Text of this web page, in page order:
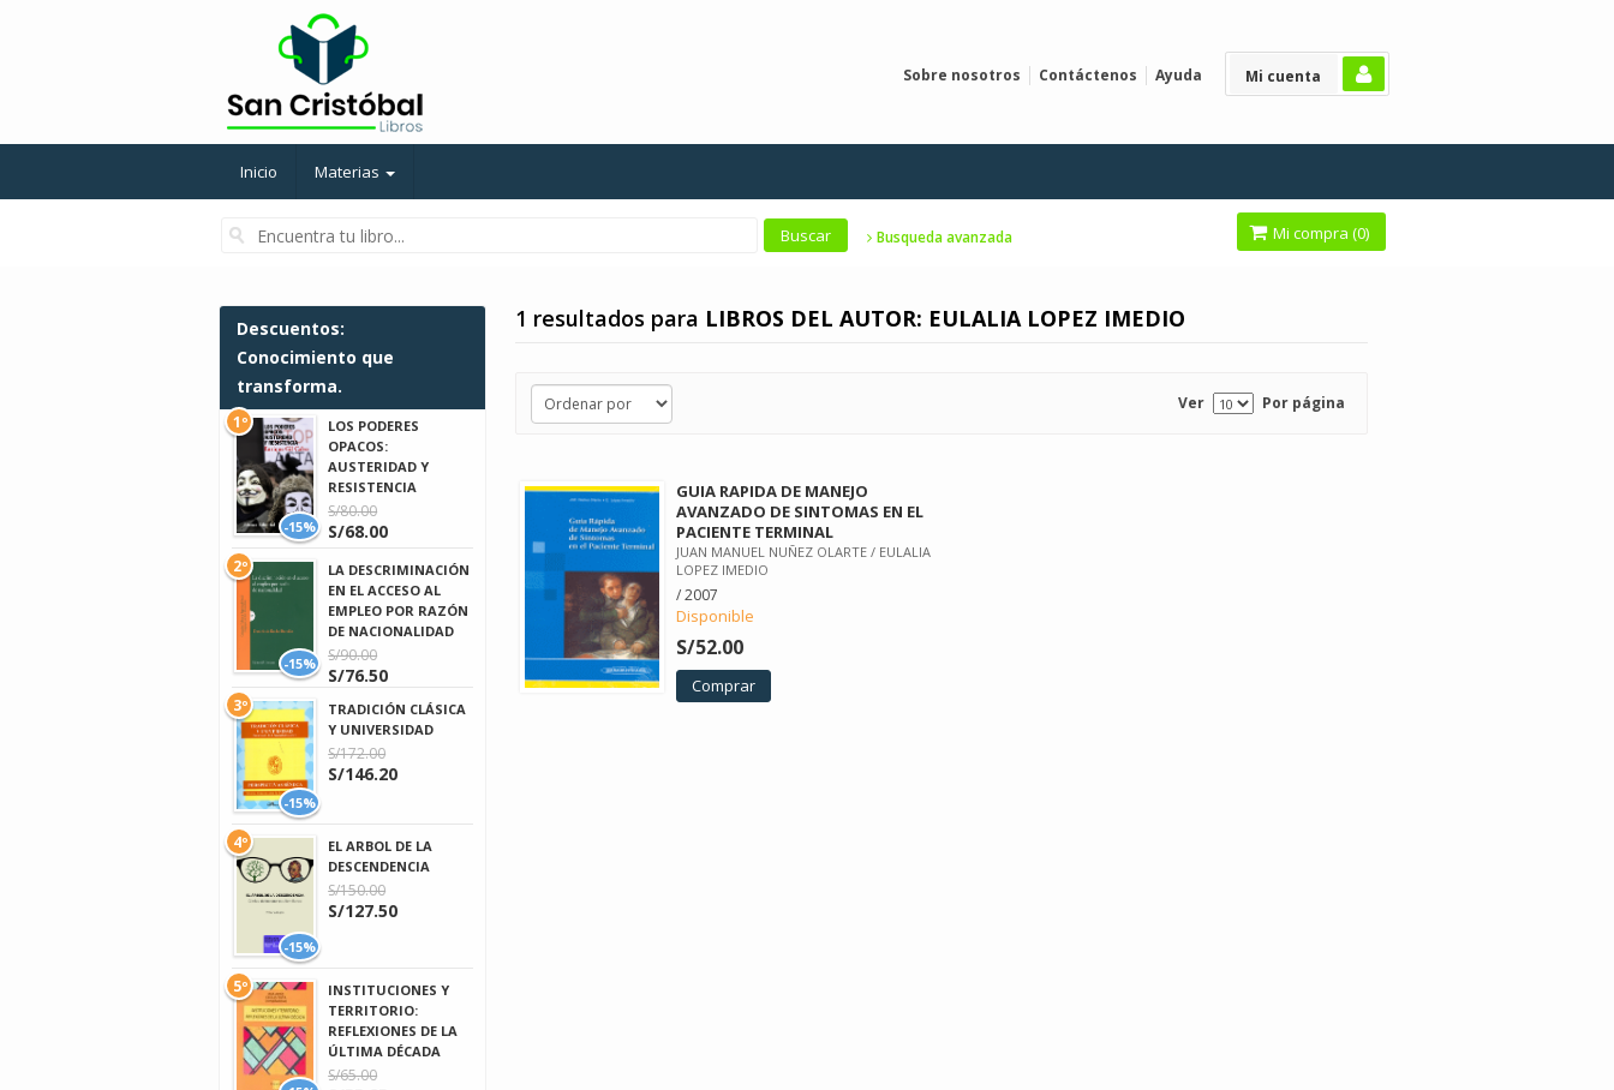
Mi cuenta
Sobre nosotros Contáctenos Ayuda
Inicio Materias
Busqueda avanzada Mi compra (0)
1 resultados para LIBROS DEL AUTOR: EULALIA LOPEZ IMEDIO
Ver Por página
GUIA RAPIDA DE MANEJO
AVANZADO DE SINTOMAS EN EL
PACIENTE TERMINAL
JUAN MANUEL NUÑEZ OLARTE / EULALIA
LOPEZ IMEDIO
/ 2007
Disponible
S/52.00
Comprar
Descuentos:
Conocimiento que
transforma.
-15%
LOS PODERES
OPACOS:
AUSTERIDAD Y
RESISTENCIA
S/80.00
S/68.00
1º
-15%
LA DESCRIMINACIÓN
EN EL ACCESO AL
EMPLEO POR RAZÓN
DE NACIONALIDAD
S/90.00
S/76.50
2º
-15%
TRADICIÓN CLÁSICA
Y UNIVERSIDAD
S/172.00
S/146.20
3º
-15%
EL ARBOL DE LA
DESCENDENCIA
S/150.00
S/127.50
4º
INSTITUCIONES Y
TERRITORIO:
REFLEXIONES DE LA
ÚLTIMA DÉCADA
S/65.00
5º